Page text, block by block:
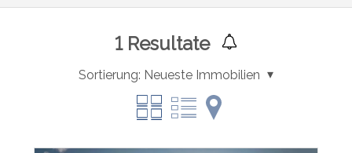
1Resultate
Sortierung: Neueste Immobilien